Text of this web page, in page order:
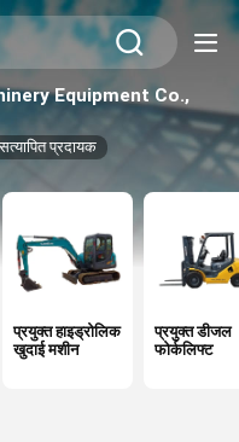
Equipment Co.,
सत्यापित प्रदायक
प्रयुक्त हाइड्रोलिक
खुदाई मशीन
प्रयुक्त डीजल
फोर्कलिफ्ट